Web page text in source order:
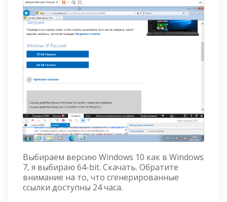
Выбираем версию Windows 10 как в Windows
7, я выбираю 64-bit. Скачать. Обратите
внимание на то, что сгенерированные
ссылки доступны 24 часа.